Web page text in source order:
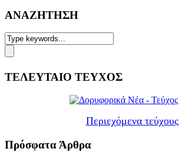
ΑΝΑΖΗΤΗΣΗ
ΤΕΛΕΥΤΑΙΟ ΤΕΥΧΟΣ
Περιεχόμενα τεύχους
Πρόσφατα Άρθρα